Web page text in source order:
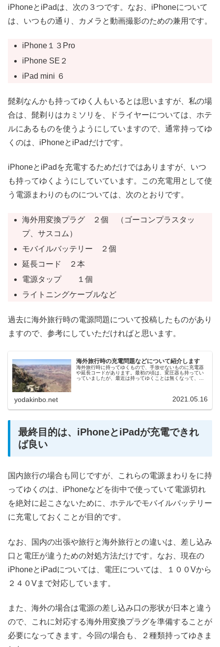
iPhoneとiPadは、次の３つです。なお、iPhoneについて
は、いつもの通り、カメラと動画撮影のための兼用です。
iPhone１３Pro
iPhone SE２
iPad mini ６
髭剃なんかも持ってゆく人もいるとは思いますが、私の場
合は、髭剃りはカミソリを、ドライヤーについては、ホテ
ルにあるものを使うようにしていますので、通常持ってゆ
くのは、iPhoneとiPadだけです。
iPhoneとiPadを充電するためだけではありますが、いつ
も持ってゆくようにしていています。この充電用として使
う電源まわりのものについては、次のとおりです。
海外用変換プラグ ２個 （ゴーコンプラスタッ
プ、サスコム）
モバイルバッテリー ２個
延長コード ２本
電源タップ １個
ライトニングケーブルなど
過去に海外旅行時の電源問題について投稿したものがあり
ますので、参考にしていただければと思います。
海外旅行時の充電問題などについて紹介します
海外旅行時に持ってゆくもので、手放せないものに充電器
や延長コードがあります。最初の頃は、変圧器も持ってい
っていましたが、最近は持ってゆくことは無くなって、充
yodakinbo.net 2021.05.16
最終目的は、iPhoneとiPadが充電できれ
ば良い
国内旅行の場合も同じですが、これらの電源まわりをに持
ってゆくのは、iPhoneなどを街中で使っていて電源切れ
を絶対に起こさないために、ホテルでモバイルバッテリー
に充電しておくことが目的です。
なお、国内の出張や旅行と海外旅行との違いは、差し込み
口と電圧が違うための対処方法だけです。なお、現在の
iPhoneとiPadについては、電圧については、１００Vから
２４０Vまで対応しています。
また、海外の場合は電源の差し込み口の形状が日本と違う
ので、これに対応する海外用変換プラグを準備することが
必要になってきます。今回の場合も、２種類持ってゆきま